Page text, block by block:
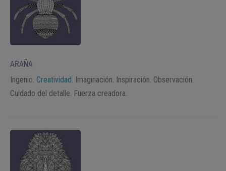
ARAÑA
Ingenio. Creatividad . Imaginación. Inspiración. Observación.
Cuidado del detalle. Fuerza creadora.